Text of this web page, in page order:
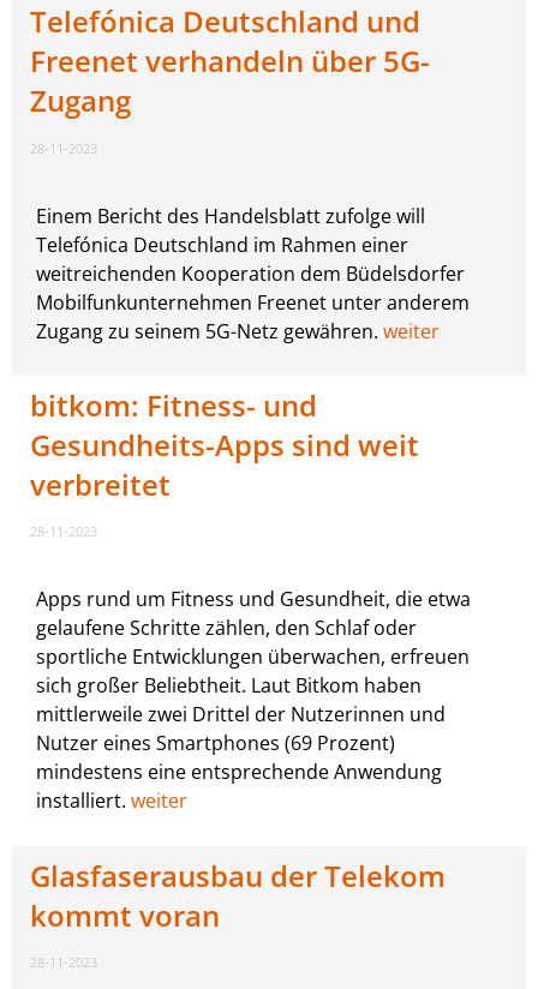
Telefónica Deutschland und
Freenet verhandeln über 5G-
Zugang
28-11-2023
Einem Bericht des Handelsblatt zufolge will
Telefónica Deutschland im Rahmen einer
weitreichenden Kooperation dem Büdelsdorfer
Mobilfunkunternehmen Freenet unter anderem
Zugang zu seinem 5G-Netz gewähren. weiter
bitkom: Fitness- und
Gesundheits-Apps sind weit
verbreitet
28-11-2023
Apps rund um Fitness und Gesundheit, die etwa
gelaufene Schritte zählen, den Schlaf oder
sportliche Entwicklungen überwachen, erfreuen
sich großer Beliebtheit. Laut Bitkom haben
mittlerweile zwei Drittel der Nutzerinnen und
Nutzer eines Smartphones (69 Prozent)
mindestens eine entsprechende Anwendung
installiert. weiter
Glasfaserausbau der Telekom
kommt voran
28-11-2023